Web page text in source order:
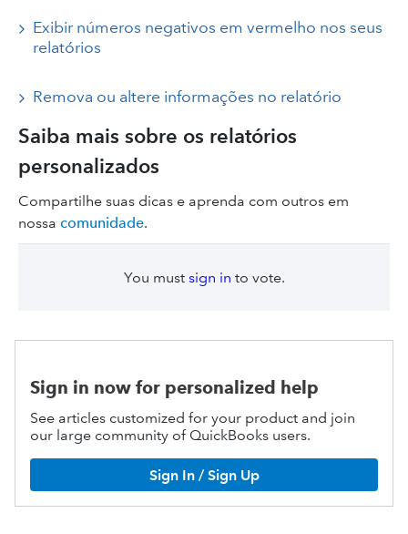
Exibir números negativos em vermelho nos seus
relatórios
Remova ou altere informações no relatório
Saiba mais sobre os relatórios
personalizados
Compartilhe suas dicas e aprenda com outros em
nossa comunidade.
You must sign in to vote.
Sign in now for personalized help
See articles customized for your product and join
our large community of QuickBooks users.
Sign In / Sign Up